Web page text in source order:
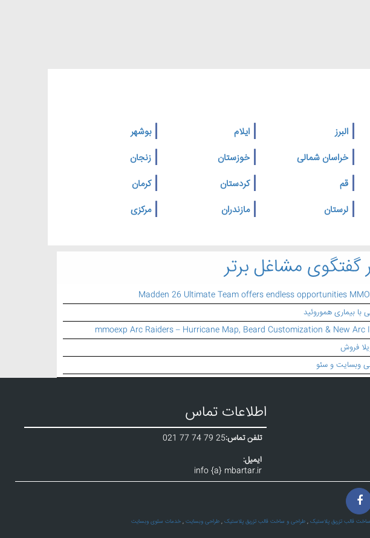
البرز ایلام
بوشهر
خراسان شمالی خوزستان
زنجان
قم کردستان
کرمان
لرستان مازندران
مرکزی
گفتگوی مشاغل برتر
Madden 26 Ultimate Team offers endless opportunities
با بیماری هموروئید
mmoexp Arc Raiders – Hurricane Map, Beard Customization & New Arc
فروش
وبسایت و سئو
اطلاعات تماس
تلفن تماس:021 77 74 79 25
ایمیل:
info {a} mbartar.ir
ساخت قالب تزریق پلاستیک , طراحی و ساخت قالب تزریق پلاستیک , طراحی وبسایت , خدمات سئوی وبسایت